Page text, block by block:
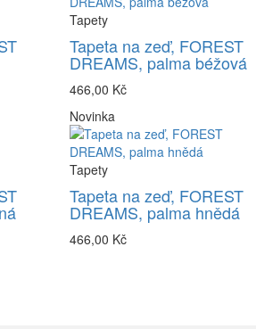
Tapety
Tapeta na zeď, FOREST
DREAMS, palma béžová
466,00 Kč
Novinka
Tapety
Tapeta na zeď, FOREST
DREAMS, palma hnědá
466,00 Kč